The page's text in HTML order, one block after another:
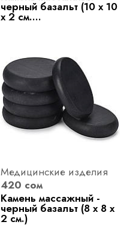
черный базальт (10 х 10
х 2 см....
Медицинские изделия
420 сом
Камень массажный -
черный базальт (8 х 8 х
2 см.)